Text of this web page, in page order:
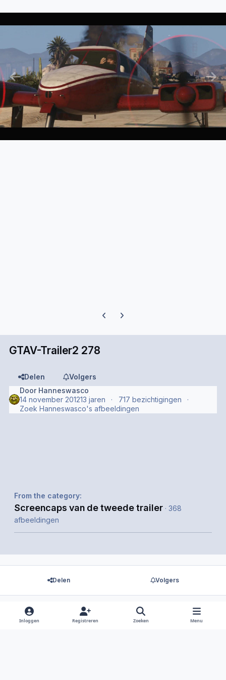
Previous carousel slide
Next carousel slide
GTAV-Trailer2 278
Delen
Volgers
Door Hanneswasco
14 november 201213 jaren
717 bezichtigingen
Zoek Hanneswasco's afbeeldingen
From the category:
Screencaps van de tweede trailer · 368
afbeeldingen
Delen Volgers
Er zijn geen reacties om weer te geven.
Inloggen Registreren Zoeken Menu